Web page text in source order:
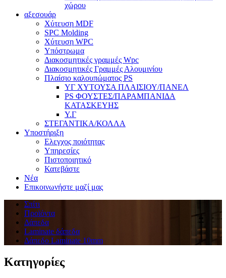
χώρου
αξεσουάρ
Χύτευση MDF
SPC Molding
Χύτευση WPC
Υπόστρωμα
Διακοσμητικές γραμμές Wpc
Διακοσμητικές Γραμμές Αλουμινίου
Πλαίσιο καλουπώματος PS
ΥΓ ΧΥΤΟΥΣΑ ΠΛΑΙΣΙΟΥ/ΠΑΝΕΛ
PS ΦΟΥΣΤΕΣ/ΠΑΡΑΜΠΑΝΙΔΑ
ΚΑΤΑΣΚΕΥΗΣ
Υ.Γ
ΣΤΕΓΑΝΤΙΚΑ/ΚΟΛΛΑ
Υποστήριξη
Ελεγχος ποιότητας
Υπηρεσίες
Πιστοποιητικό
Κατεβάστε
Νέα
Επικοινωνήστε μαζί μας
Σπίτι
Προϊόντα
Δάπεδα
Laminate δάπεδα
Δάπεδο Laminate 10mm
Κατηγορίες